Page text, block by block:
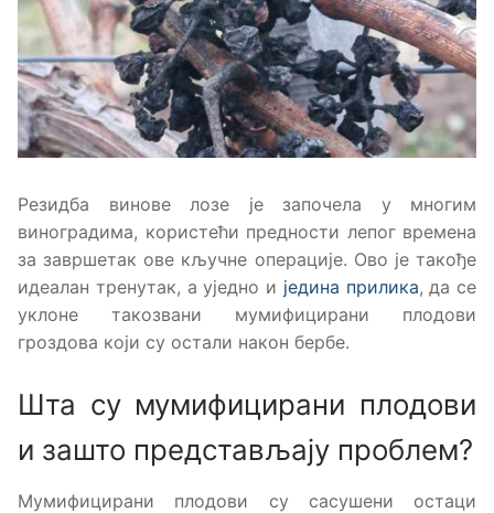
Резидба винове лозе је започела у многим
виноградима, користећи предности лепог времена
за завршетак ове кључне операције. Ово је такође
идеалан тренутак, а уједно и једина прилика, да се
уклоне такозвани мумифицирани плодови
гроздова који су остали након бербе.
Шта су мумифицирани плодови
и зашто представљају проблем?
Мумифицирани плодови су сасушени остаци